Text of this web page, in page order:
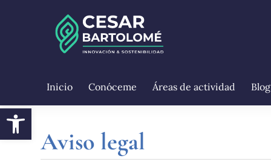
Abrir barra de herramientas
Inicio Conóceme Áreas de actividad Blog
Aviso legal